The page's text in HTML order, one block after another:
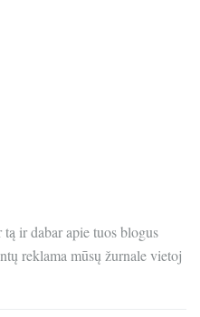
ir dabar apie tuos blogus
reklama mūsų žurnale vietoj